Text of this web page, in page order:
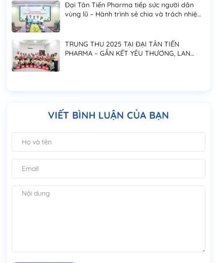
Đại Tân Tiến Pharma tiếp sức người dân
vùng lũ – Hành trình sẻ chia và trách nhiệm
TRUNG THU 2025 TẠI ĐẠI TÂN TIẾN
PHARMA – GẮN KẾT YÊU THƯƠNG, LAN
VIẾT BÌNH LUẬN CỦA BẠN